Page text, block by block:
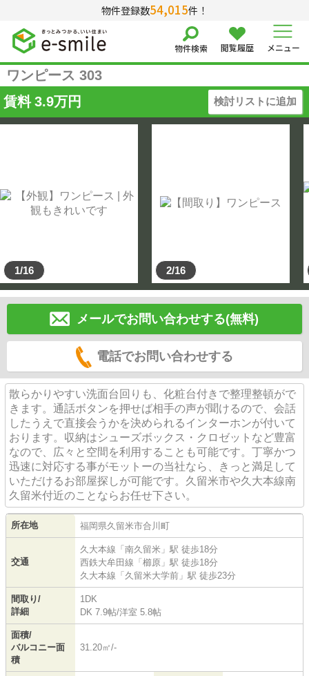
物件登録数54,015件！
物件検索 閲覧履歴 メニュー
ワンピース 303
賃料 3.9万円 検討リストに追加
1/16 2/16
メールでお問い合わせする(無料)
電話でお問い合わせする
散らかりやすい洗面台回りも、化粧台付きで整理整頓がで
きます。通話ボタンを押せば相手の声が聞けるので、会話
したうえで直接会うかを決められるインターホンが付いて
おります。収納はシューズボックス・クロゼットなど豊富
なので、広々と空間を利用することも可能です。丁寧かつ
迅速に対応する事がモットーの当社なら、きっと満足して
いただけるお部屋探しが可能です。久留米市や久大本線南
久留米付近のことならお任せ下さい。
所在地 福岡県久留米市合川町
交通
久大本線 「南久留米 」駅 徒歩18分
西鉄大牟田線 「櫛原 」駅 徒歩18分
久大本線 「久留米大学前 」駅 徒歩23分
間取り/
詳細
1DK
DK 7.9帖/洋室 5.8帖
面積/
バルコニー面
積
31.20㎡/-